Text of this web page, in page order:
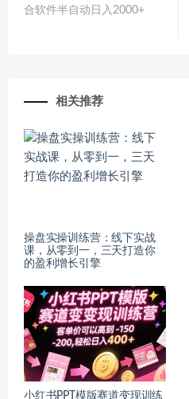
合软件半自动日入2000+
相关推荐
操盘实操训练营：线下实战
课，从零到一，三天打造你
的盈利增长引擎
小红书PPT模版赛道变现训练